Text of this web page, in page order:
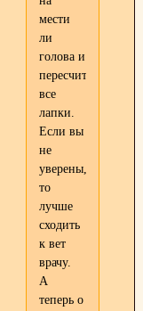
мести
ли
голова и
пересчитать
все
лапки.
Если вы
не
уверены,
то
лучше
сходить
к вет
врачу.
А
теперь о